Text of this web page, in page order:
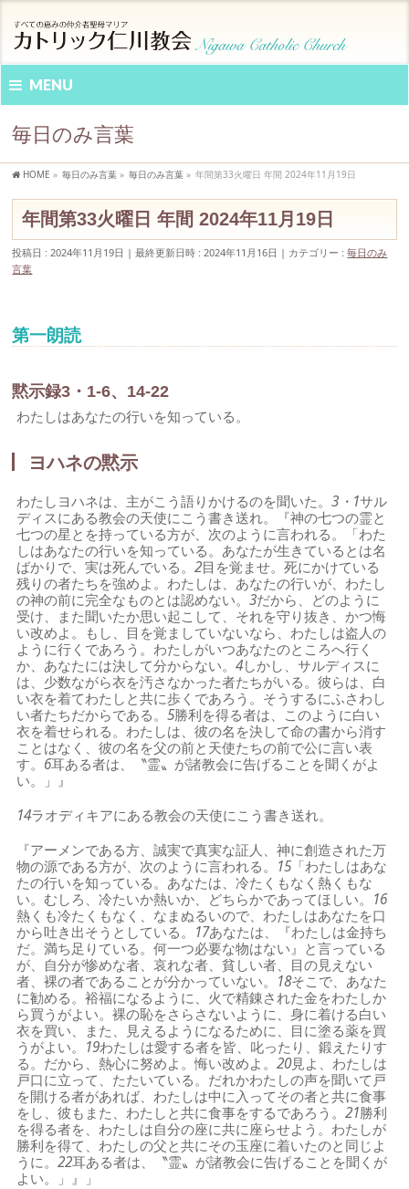
MENU
毎日のみ言葉
HOME » 毎日のみ言葉 » 毎日のみ言葉 » 年間第33火曜日 年間 2024年11月19日
年間第33火曜日 年間 2024年11月19日
投稿日 : 2024年11月19日 最終更新日時 : 2024年11月16日 カテゴリー :毎日のみ
言葉
第一朗読
黙示録3・1-6、14-22
わたしはあなたの行いを知っている。
ヨハネの黙示
わたしヨハネは、主がこう語りかけるのを聞いた。3・1サル
ディスにある教会の天使にこう書き送れ。『神の七つの霊と
七つの星とを持っている方が、次のように言われる。「わた
しはあなたの行いを知っている。あなたが生きているとは名
ばかりで、実は死んでいる。2目を覚ませ。死にかけている
残りの者たちを強めよ。わたしは、あなたの行いが、わたし
の神の前に完全なものとは認めない。3だから、どのように
受け、また聞いたか思い起こして、それを守り抜き、かつ悔
い改めよ。もし、目を覚ましていないなら、わたしは盗人の
ように行くであろう。わたしがいつあなたのところへ行く
か、あなたには決して分からない。4しかし、サルディスに
は、少数ながら衣を汚さなかった者たちがいる。彼らは、白
い衣を着てわたしと共に歩くであろう。そうするにふさわし
い者たちだからである。5勝利を得る者は、このように白い
衣を着せられる。わたしは、彼の名を決して命の書から消す
ことはなく、彼の名を父の前と天使たちの前で公に言い表
す。 6耳ある者は、〝霊〟が諸教会に告げることを聞くがよ
い。」』
14ラオディキアにある教会の天使にこう書き送れ。
『アーメンである方、誠実で真実な証人、神に創造された万
物の源である方が、次のように言われる。 15 「わたしはあな
たの行いを知っている。あなたは、冷たくもなく熱くもな
い。むしろ、冷たいか熱いか、どちらかであってほしい。 16
熱くも冷たくもなく、なまぬるいので、わたしはあなたを口
から吐き出そうとしている。 17あなたは、『わたしは金持ち
だ。満ち足りている。何一つ必要な物はない』と言っている
が、自分が惨めな者、哀れな者、貧しい者、目の見えない
者、裸の者であることが分かっていない。 18そこで、あなた
に勧める。裕福になるように、火で精錬された金をわたしか
ら買うがよい。裸の恥をさらさないように、身に着ける白い
衣を買い、また、見えるようになるために、目に塗る薬を買
うがよい。 19わたしは愛する者を皆、叱ったり、鍛えたりす
る。だから、熱心に努めよ。悔い改めよ。20見よ、わたしは
戸口に立って、たたいている。だれかわたしの声を聞いて戸
を開ける者があれば、わたしは中に入ってその者と共に食事
をし、彼もまた、わたしと共に食事をするであろう。21勝利
を得る者を、わたしは自分の座に共に座らせよう。わたしが
勝利を得て、わたしの父と共にその玉座に着いたのと同じよ
うに。22耳ある者は、〝霊〟が諸教会に告げることを聞くが
よい。」』」